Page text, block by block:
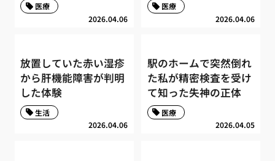
2026.04.06
医療
2026.04.06
医療
放置していた赤い湿疹
から肝機能障害が判明
した体験
2026.04.06
生活
駅のホームで突然倒れ
た私が精密検査を受け
て知った失神の正体
2026.04.05
医療